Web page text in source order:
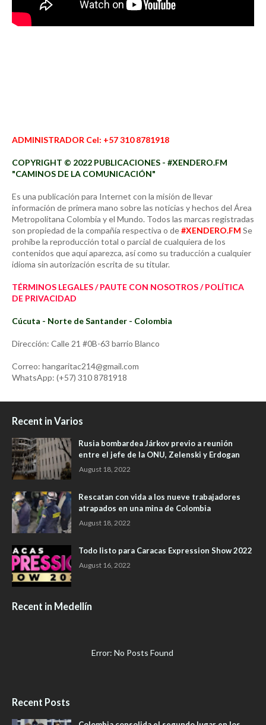
ADMINISTRADOR Cel: +57 310 8781918
COPYRIGHT © 2022 PUBLICACIONES - #XENDERO.FM
"CAMINOS DE LA COMUNICACIÓN"
Es una publicación para Internet con la misión de llevar
información de primera mano sobre las noticias y hechos del Área
Metropolitana Colombia y el Mundo. Todos las marcas registradas
son propiedad de la compañía respectiva o de#XENDERO.FM Se
prohíbe la reproducción total o parcial de cualquiera de los
contenidos que aquí aparezca, así como su traducción a cualquier
idioma sin autorización escrita de su titular.
TÉRMINOS LEGALES / PAUTE CON NOSOTROS / POLÍTICA
DE PRIVACIDAD
Cúcuta - Norte de Santander - Colombia
Dirección: Calle 21 #0B-63 barrio Blanco
Correo: hangaritac214@gmail.com
WhatsApp: (+57) 310 8781918
Recent in Varios
Rusia bombardea Járkov previo a reunión
entre el jefe de la ONU, Zelenski y Erdogan
August 18, 2022
Rescatan con vida a los nueve trabajadores
atrapados en una mina de Colombia
August 18, 2022
Todo listo para Caracas Expression Show 2022
August 16, 2022
Recent in Medellín
Error: No Posts Found
Recent Posts